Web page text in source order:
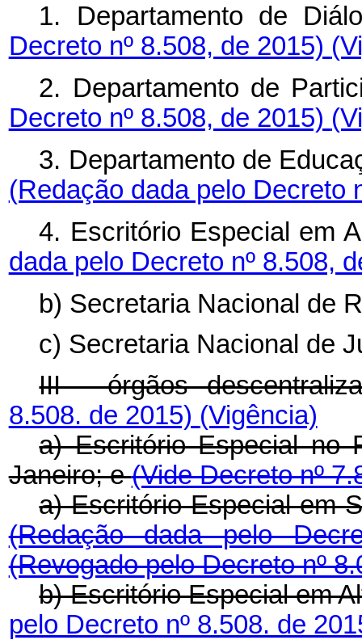
1. Departamento de
Decreto nº 8.508, de 2015)
2. Departamento de
Decreto nº 8.508, de 2015)
3. Departamento de
(Redação dada pelo Decreto
4. Escritório Especial em
dada pelo Decreto nº 8.508,
b) Secretaria Nacional de
c) Secretaria Nacional de
III - órgãos
8.508. de 2015) (Vigência)
a) Escritório Especial no
Janeiro; e(Vide Decreto nº
a) Escritório Especial em
(Redação dada pelo
(Revogado pelo Decreto nº
b) Escritório Especial em
pelo Decreto nº 8.508. de